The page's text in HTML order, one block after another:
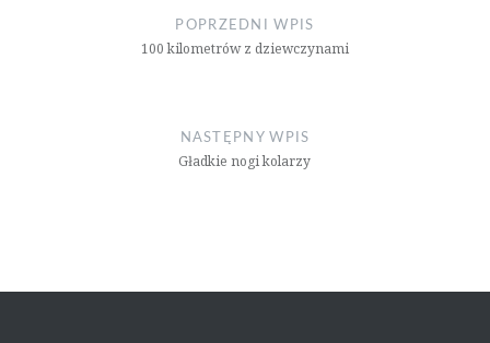
POPRZEDNI WPIS
100 kilometrów z dziewczynami
NASTĘPNY WPIS
Gładkie nogi kolarzy